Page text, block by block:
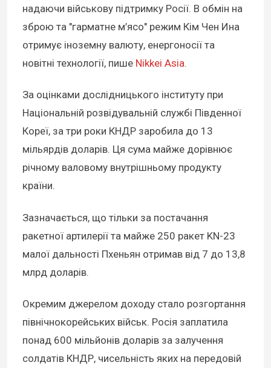
надаючи військову підтримку Росії. В обмін на
зброю та "гарматне м’ясо" режим Кім Чен Ина
отримує іноземну валюту, енергоносії та
новітні технології, пише Nikkei Asia.
За оцінками дослідницького інституту при
Національній розвідувальній службі Південної
Кореї, за три роки КНДР заробила до 13
мільярдів доларів. Ця сума майже дорівнює
річному валовому внутрішньому продукту
країни.
Зазначається, що тільки за постачання
ракетної артилерії та майже 250 ракет KN-23
малої дальності Пхеньян отримав від 7 до 13,8
млрд доларів.
Окремим джерелом доходу стало розгортання
північнокорейських військ. Росія заплатила
понад 600 мільйонів доларів за залучення
солдатів КНДР, чисельність яких на передовій